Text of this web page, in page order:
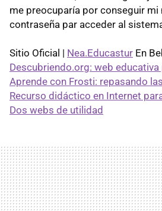
me preocuparía por conseguir mi
contraseña par acceder al
Sitio Oficial | Nea.Educastur En
Descubriendo.org: web
Aprende con Frosti: repasando
Recurso didáctico en Internet
Dos webs de utilidad